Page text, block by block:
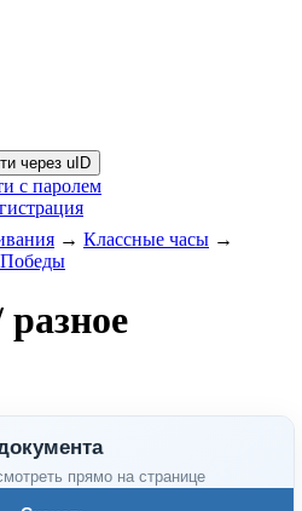
через uID
с паролем
→ Классные часы →
прямо на странице